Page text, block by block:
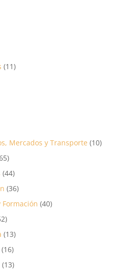
(11)
Mercados y Transporte (10)
(44)
(36)
Formación (40)
(13)
(16)
(13)